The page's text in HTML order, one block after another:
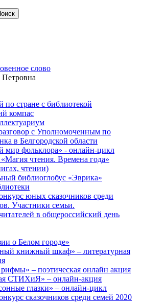
слово
по стране с библиотекой
компас
с Уполномоченным по
в Белгородской области
мир фольклора» - онлайн-цикл
чтения. Времена года»
чтении)
библиоглобус «Эврика»
юных сказочников среди
Участники семьи.
в общероссийский день
о Белом городе»
книжный шкаф» – литературная
– поэтическая онлайн акция
СТИХиЯ» – онлайн-акция
глазки» – онлайн-цикл
сказочников среди семей 2020